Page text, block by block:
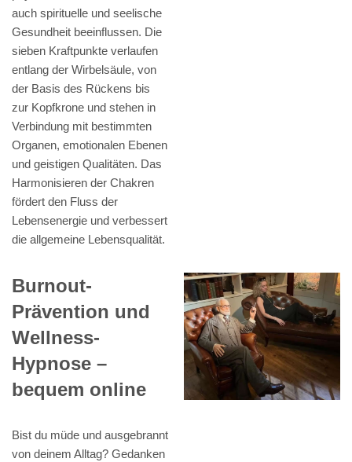
auch spirituelle und seelische
Gesundheit beeinflussen. Die
sieben Kraftpunkte verlaufen
entlang der Wirbelsäule, von
der Basis des Rückens bis
zur Kopfkrone und stehen in
Verbindung mit bestimmten
Organen, emotionalen Ebenen
und geistigen Qualitäten. Das
Harmonisieren der Chakren
fördert den Fluss der
Lebensenergie und verbessert
die allgemeine Lebensqualität.
Burnout-
Prävention und
Wellness-
Hypnose –
bequem online
Bist du müde und ausgebrannt
von deinem Alltag? Gedanken